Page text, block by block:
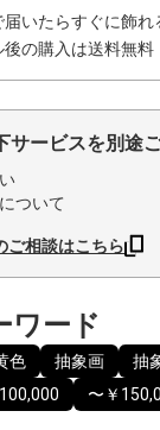
いたらすぐに飾れ
の購入は送料無料
サービスを別途
ついて
ご相談はこちら
ワード
色 抽象画 抽
〜￥